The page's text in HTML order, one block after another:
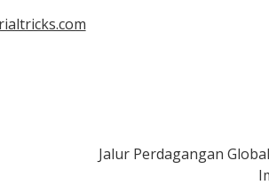
Jalur Perdagangan